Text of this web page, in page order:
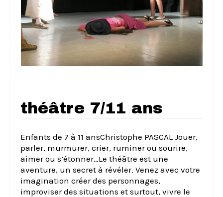
théâtre 7/11 ans
Enfants de 7 à 11 ansChristophe PASCAL Jouer,
parler, murmurer, crier, ruminer ou sourire,
aimer ou s’étonner…Le théâtre est une
aventure, un secret à révéler. Venez avec votre
imagination créer des personnages,
improviser des situations et surtout, vivre le